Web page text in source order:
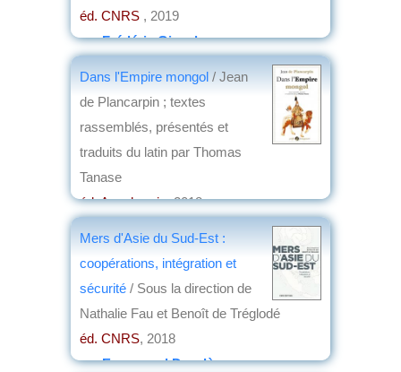
éd. CNRS , 2019
parFrédéric Girard
Dans l'Empire mongol / Jean
de Plancarpin ; textes
rassemblés, présentés et
traduits du latin par Thomas
Tanase
éd. Anacharsis, 2018
Mers d'Asie du Sud-Est :
coopérations, intégration et
sécurité / Sous la direction de
Nathalie Fau et Benoît de Tréglodé
éd. CNRS, 2018
parEmmanuel Desclèves